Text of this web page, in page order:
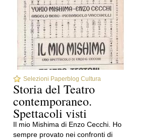
Selezioni Paperblog Cultura
Storia del Teatro
contemporaneo.
Spettacoli visti
Il mio Mishima di Enzo Cecchi. Ho
sempre provato nei confronti di